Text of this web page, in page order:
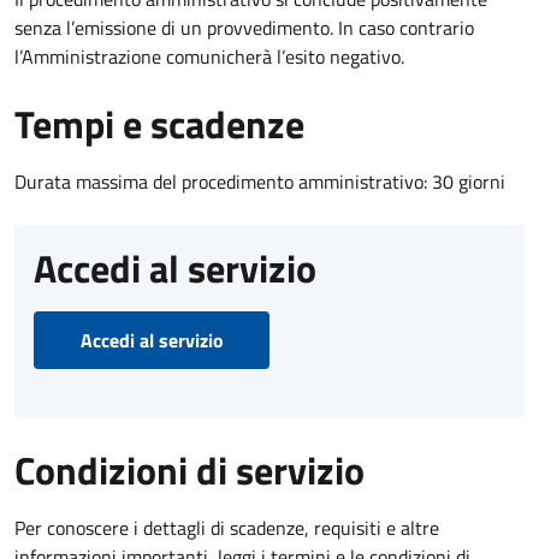
senza l’emissione di un provvedimento. In caso contrario
l’Amministrazione comunicherà l’esito negativo.
Tempi e scadenze
Durata massima del procedimento amministrativo: 30 giorni
Accedi al servizio
Accedi al servizio
Condizioni di servizio
Per conoscere i dettagli di scadenze, requisiti e altre